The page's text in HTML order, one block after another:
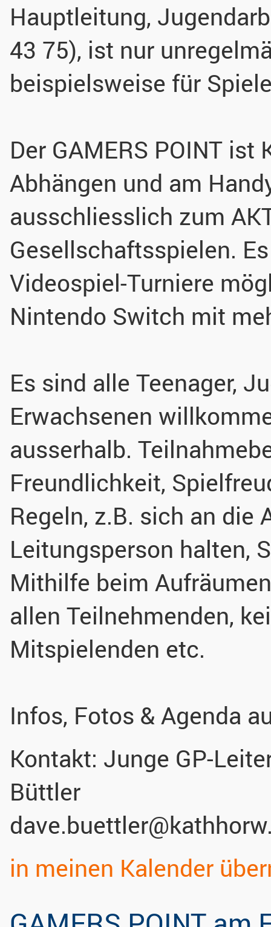
Hauptleitung,
43 75), ist nur
beispielsweise für
Der GAMERS POINT
Abhängen und am
ausschliesslich zum
Gesellschaftsspielen.
Videospiel-Turniere
Nintendo Switch mit
Es sind alle Teenager,
Erwachsenen
ausserhalb.
Freundlichkeit,
Regeln, z.B. sich an die
Leitungsperson halten,
Mithilfe beim
allen Teilnehmenden,
Mitspielenden etc.
Infos, Fotos & Agenda
Kontakt: Junge GP-
Büttler
in meinen Kalender